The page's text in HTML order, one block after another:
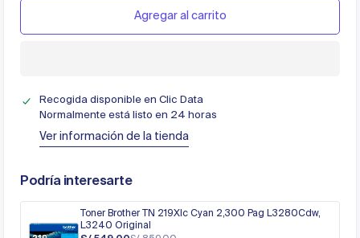
Agregar al carrito
Recogida disponible en Clic Data
Normalmente está listo en 24 horas
Ver información de la tienda
Podría interesarte
Toner Brother TN 219Xlc Cyan 2,300 Pag L3280Cdw,
L3240 Original